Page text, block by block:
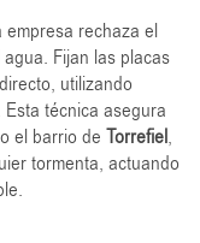
rechaza el
Fijan las placas
utilizando
técnica asegura
o el barrio de Torrefiel,
tormenta, actuando